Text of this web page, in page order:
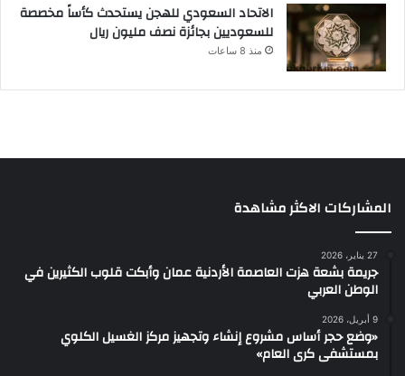
الاتحاد السعودي للهجن يستحدث كأساً مخصصة
للسعوديين بجائزة نصف مليون ريال
منذ 8 ساعات
المشاركات الاكثر مشاهدة
27 يناير، 2026
جريمة بشعة هزت العاصمة الأردنية عمان وأبكت قلوب الكثيرين في
الوطن العربي
9 أبريل، 2026
«وضع حجر أساس مشروع إنشاء وتجهيز مركز الغسيل الكلوي
بمستشفى كرى العام»